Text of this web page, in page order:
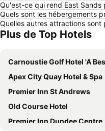
Qu'est-ce qui rend East Sands
Quels sont les hébergements
Quelles autres attractions sont
Plus de Top Hotels
Carnoustie Golf Hotel 'A Bespoke Hotel’
Apex City Quay Hotel & Spa
Premier Inn St Andrews
Old Course Hotel
Premier Inn Dundee Centre